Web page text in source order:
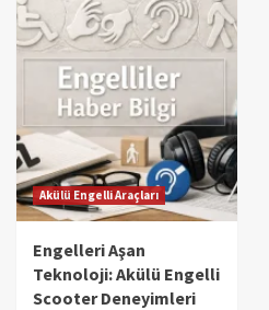
Akülü Engelli Araçları
Engelleri Aşan
Teknoloji: Akülü Engelli
Scooter Deneyimleri